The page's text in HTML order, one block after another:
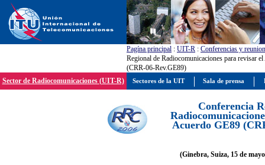
Pagína principal : UIT-R : Conferencias y
Regional de Radiocomunicaciones para revisar
(CRR-06-Rev.GE89)
Sector de Radiocomunicaciones (UIT-R)
Conferencia
Acuerdo GE89
(Ginebra, Suiza, 15 de
Sectores de la UIT Sala de prensa